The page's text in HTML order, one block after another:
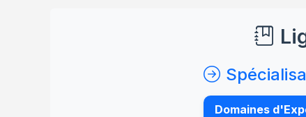
Domaines